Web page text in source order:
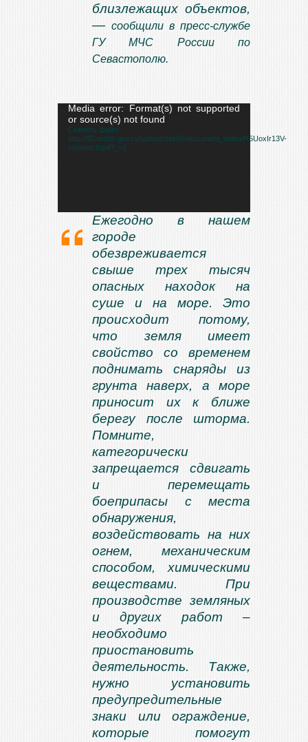
близлежащих объектов,
— сообщили в пресс-службе
ГУ МЧС России по
Севастополю.
Видеоплеер
Media error: Format(s) not supported
or source(s) not found
Скачать файл:
http://92.mchs.gov.ru/upload/site85/document_video/R5UoxIr13V-
convert.mp4?_=1
Ежегодно в нашем
городе
обезвреживается
свыше трех тысяч
опасных находок на
суше и на море. Это
происходит потому,
что земля имеет
свойство со временем
поднимать снаряды из
грунта наверх, а море
приносит их к ближе
берегу после шторма.
Помните,
категорически
запрещается сдвигать
и перемещать
боеприпасы с места
обнаружения,
воздействовать на них
огнем, механическим
способом, химическими
веществами. При
производстве земляных
и других работ –
необходимо
приостановить
деятельность. Также,
нужно установить
предупредительные
знаки или ограждение,
которые помогут